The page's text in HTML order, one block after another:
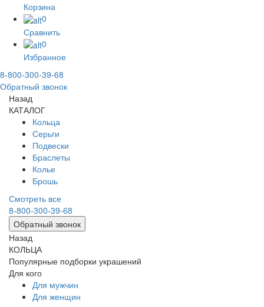
Корзина
0
Сравнить
0
Избранное
8-800-300-39-68
Обратный звонок
Назад
КАТАЛОГ
Кольца
Серьги
Подвески
Браслеты
Колье
Брошь
Смотреть все
8-800-300-39-68
Обратный звонок
Назад
КОЛЬЦА
Популярные подборки украшений
Для кого
Для мужчин
Для женщин